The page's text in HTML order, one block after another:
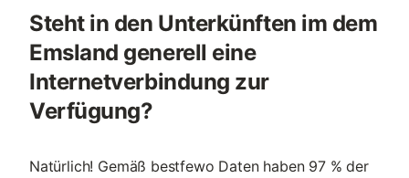
Steht in den Unterkünften im dem
Emsland generell eine
Internetverbindung zur
Verfügung?
Natürlich! Gemäß bestfewo Daten haben 97 % der